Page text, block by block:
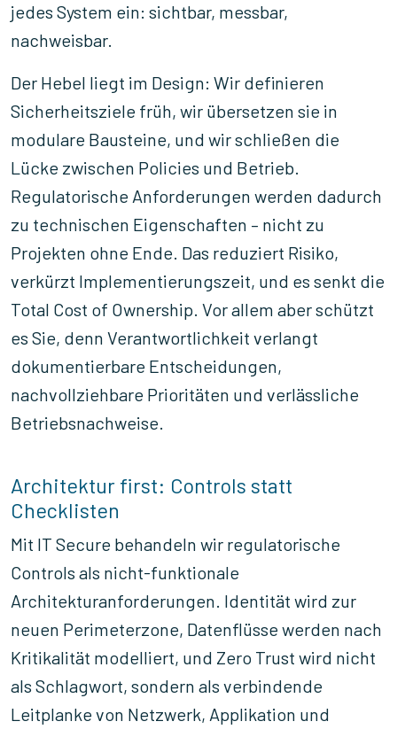
jedes System ein: sichtbar, messbar,
nachweisbar.
Der Hebel liegt im Design: Wir definieren
Sicherheitsziele früh, wir übersetzen sie in
modulare Bausteine, und wir schließen die
Lücke zwischen Policies und Betrieb.
Regulatorische Anforderungen werden dadurch
zu technischen Eigenschaften – nicht zu
Projekten ohne Ende. Das reduziert Risiko,
verkürzt Implementierungszeit, und es senkt die
Total Cost of Ownership. Vor allem aber schützt
es Sie, denn Verantwortlichkeit verlangt
dokumentierbare Entscheidungen,
nachvollziehbare Prioritäten und verlässliche
Betriebsnachweise.
Architektur first: Controls statt
Checklisten
Mit IT Secure behandeln wir regulatorische
Controls als nicht-funktionale
Architekturanforderungen. Identität wird zur
neuen Perimeterzone, Datenflüsse werden nach
Kritikalität modelliert, und Zero Trust wird nicht
als Schlagwort, sondern als verbindende
Leitplanke von Netzwerk, Applikation und